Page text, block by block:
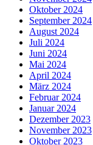
Oktober 2024
September 2024
August 2024
Juli 2024
Juni 2024
Mai 2024
April 2024
März 2024
Februar 2024
Januar 2024
Dezember 2023
November 2023
Oktober 2023